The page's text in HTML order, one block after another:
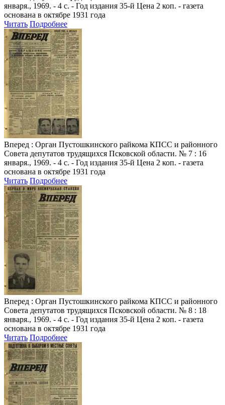
января., 1969. - 4 с. - Год издания 35-й Цена 2 коп. - газета
основана в октябре 1931 года
Читать Подробнее
Вперед : Орган Пустошкинского райкома КПСС и районного
Совета депутатов трудящихся Псковской области. № 7 : 16
января., 1969. - 4 с. - Год издания 35-й Цена 2 коп. - газета
основана в октябре 1931 года
Читать Подробнее
Вперед : Орган Пустошкинского райкома КПСС и районного
Совета депутатов трудящихся Псковской области. № 8 : 18
января., 1969. - 4 с. - Год издания 35-й Цена 2 коп. - газета
основана в октябре 1931 года
Читать Подробнее